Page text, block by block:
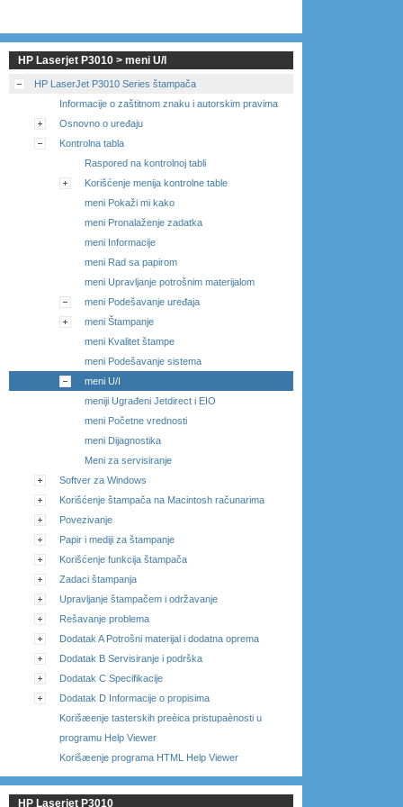
HP Laserjet P3010 > meni U/I
HP LaserJet P3010 Series štampača
Informacije o zaštitnom znaku i autorskim pravima
Osnovno o uređaju
Kontrolna tabla
Raspored na kontrolnoj tabli
Korišćenje menija kontrolne table
meni Pokaži mi kako
meni Pronalaženje zadatka
meni Informacije
meni Rad sa papirom
meni Upravljanje potrošnim materijalom
meni Podešavanje uređaja
meni Štampanje
meni Kvalitet štampe
meni Podešavanje sistema
meni U/I
meniji Ugrađeni Jetdirect i EIO
meni Početne vrednosti
meni Dijagnostika
Meni za servisiranje
Softver za Windows
Korišćenje štampača na Macintosh računarima
Povezivanje
Papir i mediji za štampanje
Korišćenje funkcija štampača
Zadaci štampanja
Upravljanje štampačem i održavanje
Rešavanje problema
Dodatak A Potrošni materijal i dodatna oprema
Dodatak B Servisiranje i podrška
Dodatak C Specifikacije
Dodatak D Informacije o propisima
Korišæenje tasterskih preèica pristupaènosti u
programu Help Viewer
Korišæenje programa HTML Help Viewer
HP Laserjet P3010